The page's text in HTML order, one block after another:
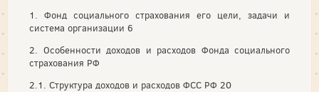
1. Фонд социального страхования его цели, задачи и
система организации 6
2. Особенности доходов и расходов Фонда социального
страхования РФ
2.1. Структура доходов и расходов ФСС РФ 20